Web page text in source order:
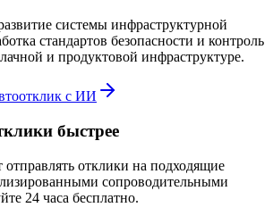
системы инфраструктурной
стандартов безопасности и контроль
и продуктовой инфраструктуре.
с ИИ
быстрее
отклики на подходящие
сопроводительными
24 часа бесплатно.